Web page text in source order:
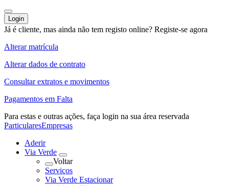
Login
Já é cliente, mas ainda não tem registo online? Registe-se agora
Alterar matrícula
Alterar dados de contrato
Consultar extratos e movimentos
Pagamentos em Falta
Para estas e outras ações, faça login na sua área reservada
ParticularesEmpresas
Aderir
Via Verde
Voltar
Serviços
Via Verde Estacionar